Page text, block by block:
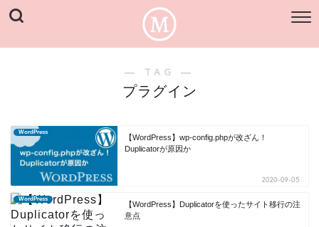
― TAG ―
プラグイン
WordPress
【WordPress】wp-config.phpが改ざん！
Duplicatorが原因か
2020-09-05
WordPress
【WordPress】Duplicatorを使ったサイト移行の注
意点